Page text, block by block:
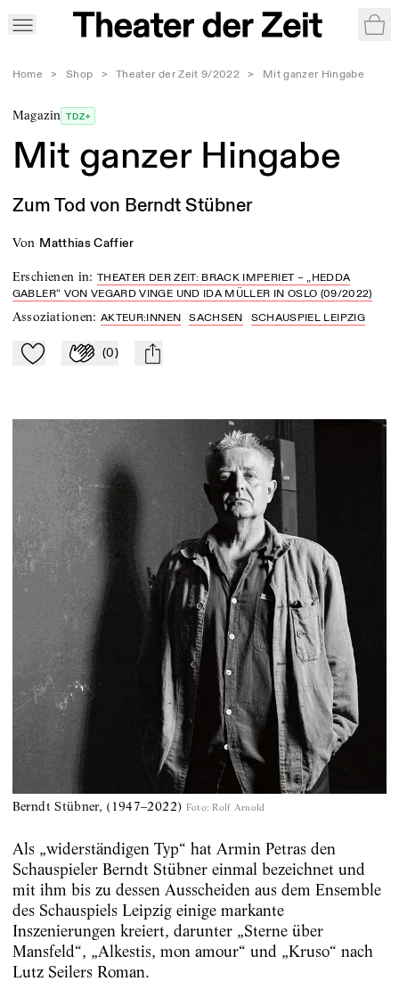
Home > Shop > Theater der Zeit 9/2022 > Mit ganzer Hingabe
Magazin TDZ+
Mit ganzer Hingabe
Zum Tod von Berndt Stübner
von Matthias Caffier
Erschienen in:THEATER DER ZEIT: BRACK IMPERIET – „HEDDA
GABLER“ VON VEGARD VINGE UND IDA MÜLLER IN OSLO (09/2022)
Assoziationen:AKTEUR:INNEN SACHSEN SCHAUSPIEL LEIPZIG
Zu Mein-TdZ hinzufügen
Applaudieren
(0) mail
Berndt Stübner, (1947–2022) Foto: Rolf Arnold
Als „widerständigen Typ“ hat Armin Petras den
Schauspieler Berndt Stübner einmal bezeichnet und
mit ihm bis zu dessen Ausscheiden aus dem Ensemble
des Schauspiels Leipzig einige markante
Inszenierungen kreiert, darunter „Sterne über
Mansfeld“, „Alkestis, mon amour“ und „Kruso“ nach
Lutz Seilers Roman.